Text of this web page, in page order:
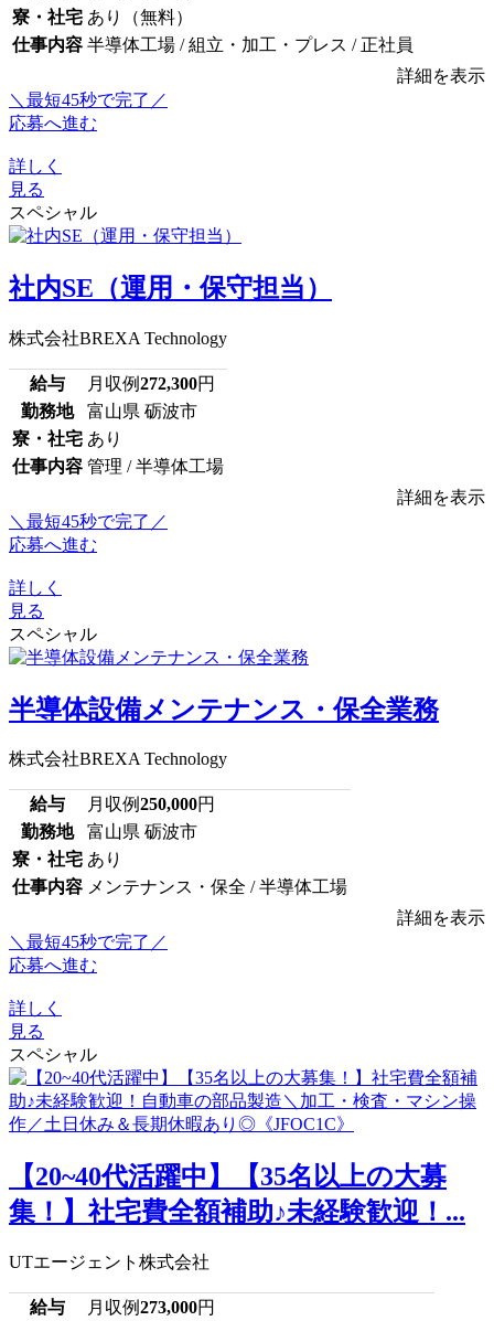
寮・社宅 あり（無料）
仕事内容 半導体工場 / 組立・加工・プレス / 正社員
詳細を表示
＼最短45秒で完了／
応募へ進む
詳しく
見る
スペシャル
社内SE（運用・保守担当）
株式会社BREXA Technology
給与 月収例272,300円
勤務地
富山県 砺波市
寮・社宅 あり
仕事内容 管理 / 半導体工場
詳細を表示
＼最短45秒で完了／
応募へ進む
詳しく
見る
スペシャル
半導体設備メンテナンス・保全業務
株式会社BREXA Technology
給与 月収例250,000円
勤務地
富山県 砺波市
寮・社宅 あり
仕事内容 メンテナンス・保全 / 半導体工場
詳細を表示
＼最短45秒で完了／
応募へ進む
詳しく
見る
スペシャル
【20~40代活躍中】【35名以上の大募
集！】社宅費全額補助♪未経験歓迎！...
UTエージェント株式会社
給与 月収例273,000円